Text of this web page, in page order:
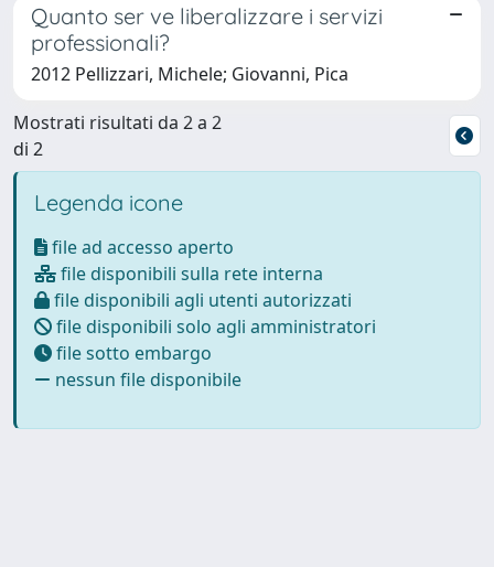
Quanto ser ve liberalizzare i servizi
professionali?
2012 Pellizzari, Michele; Giovanni, Pica
Mostrati risultati da 2 a 2
di 2
Legenda icone
file ad accesso aperto
file disponibili sulla rete interna
file disponibili agli utenti autorizzati
file disponibili solo agli amministratori
file sotto embargo
nessun file disponibile